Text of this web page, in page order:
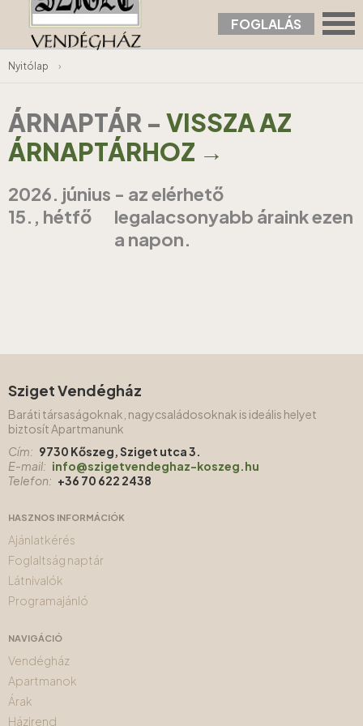
FOGLALÁS
Nyitólap ›
ÁRNAPTÁR - VISSZA AZ
ÁRNAPTÁRHOZ →
2026. június
15., hétfő
- az elérhető
legalacsonyabb áraink ezen
a napon.
Sziget Vendégház
Baráti társaságoknak, nagycsaládosoknak is ideális helyet
biztosít Apartmanunk
Cím: 9730 Kőszeg, Sziget utca 3.
E-mail: info@szigetvendeghaz-koszeg.hu
Telefon: +36 70 622 2438
HASZNOS INFORMÁCIÓK
Ajánlatkérés
Foglaltság naptár
Látnivalók
Programajánló
NAVIGÁCIÓ
Vendégház
Apartmanok
Árak
Házirend